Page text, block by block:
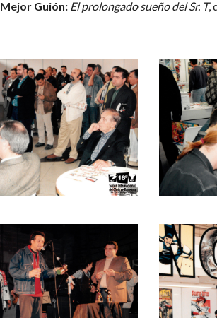
Mejor Guión: El prolongado sueño del Sr. T,